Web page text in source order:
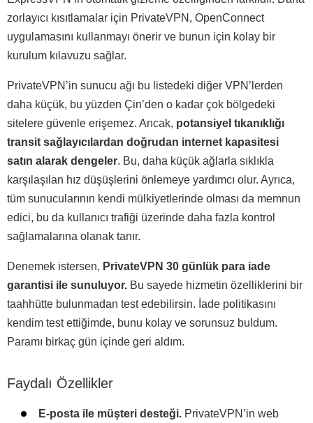
zorlayıcı kısıtlamalar için PrivateVPN, OpenConnect
uygulamasını kullanmayı önerir ve bunun için kolay bir
kurulum kılavuzu sağlar.
PrivateVPN’in sunucu ağı bu listedeki diğer VPN’lerden
daha küçük, bu yüzden Çin’den o kadar çok bölgedeki
sitelere güvenle erişemez. Ancak, potansiyel tıkanıklığı
transit sağlayıcılardan doğrudan internet kapasitesi
satın alarak dengeler. Bu, daha küçük ağlarla sıklıkla
karşılaşılan hız düşüşlerini önlemeye yardımcı olur. Ayrıca,
tüm sunucularının kendi mülkiyetlerinde olması da memnun
edici, bu da kullanıcı trafiği üzerinde daha fazla kontrol
sağlamalarına olanak tanır.
Denemek istersen, PrivateVPN 30 günlük para iade
garantisi ile sunuluyor. Bu sayede hizmetin özelliklerini bir
taahhütte bulunmadan test edebilirsin. İade politikasını
kendim test ettiğimde, bunu kolay ve sorunsuz buldum.
Paramı birkaç gün içinde geri aldım.
Faydalı Özellikler
E-posta ile müşteri desteği. PrivateVPN’in web